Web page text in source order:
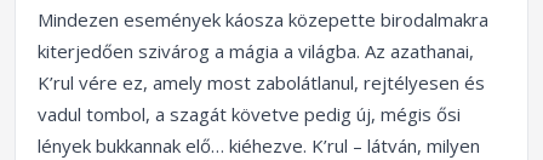
Mindezen események káosza közepette birodalmakra
kiterjedően szivárog a mágia a világba. Az azathanai,
K’rul vére ez, amely most zabolátlanul, rejtélyesen és
vadul tombol, a szagát követve pedig új, mégis ősi
lények bukkannak elő… kiéhezve. K’rul – látván, milyen